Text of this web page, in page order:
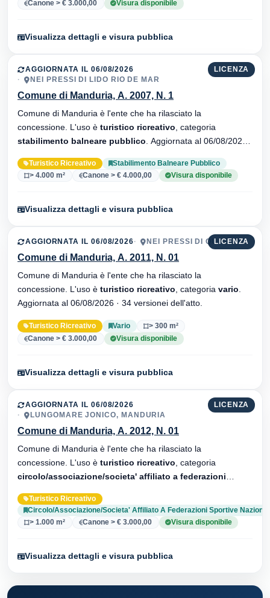
Canone > € 3.000,00 Visura disponibile
Visualizza dettagli e visura pubblica
LICENZA
AGGIORNATA IL 06/08/2026
NEI PRESSI DI LIDO RIO DE MAR
Comune di Manduria, A. 2007, N. 1
Comune di Manduria è l'ente che ha rilasciato la
concessione. L'uso è turistico ricreativo , categoria
stabilimento balneare pubblico
Turistico Ricreativo
Stabilimento Balneare Pubblico
> 4.000 m²
Canone > € 4.000,00 Visura disponibile
Visualizza dettagli e visura pubblica
LICENZA
AGGIORNATA IL 06/08/2026 NEI PRESSI DI QUOTA 12
Comune di Manduria, A. 2011, N. 01
Comune di Manduria è l'ente che ha rilasciato la
concessione. L'uso è turistico ricreativo , categoria vario
Aggiornata al 06/08/2026 · 34 versionei dell'atto.
Turistico Ricreativo Vario
> 300 m²
Canone > € 3.000,00
Visura disponibile
Visualizza dettagli e visura pubblica
LICENZA
AGGIORNATA IL 06/08/2026
LUNGOMARE JONICO, MANDURIA
Comune di Manduria, A. 2012, N. 01
Comune di Manduria è l'ente che ha rilasciato la
concessione. L'uso è turistico ricreativo , categoria
circolo/associazione/societa' affiliato a federazioni
dell'atto.
Turistico Ricreativo
Circolo/Associazione/Societa' Affiliato A Federazioni Sportive
> 1.000 m²
Canone > € 3.000,00 Visura disponibile
Visualizza dettagli e visura pubblica